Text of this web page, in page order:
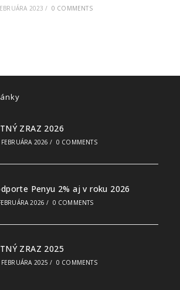
2023 / 0 COMMENTS
ZRAZ 2026
2026 / 0 COMMENTS
Penyu 2% aj v roku 2026
2026 / 0 COMMENTS
ZRAZ 2025
2025 / 0 COMMENTS